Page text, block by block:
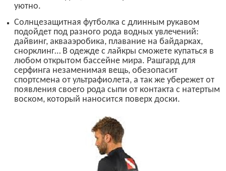
уютно.
Солнцезащитная футболка с длинным рукавом
подойдет под разного рода водных увлечений:
дайвинг, аквааэробика, плавание на байдарках,
снорклинг… В одежде с лайкры сможете купаться в
любом открытом бассейне мира. Рашгард для
серфинга незаменимая вещь, обезопасит
спортсмена от ультрафиолета, а так же убережет от
появления своего рода сыпи от контакта с натертым
воском, который наносится поверх доски.